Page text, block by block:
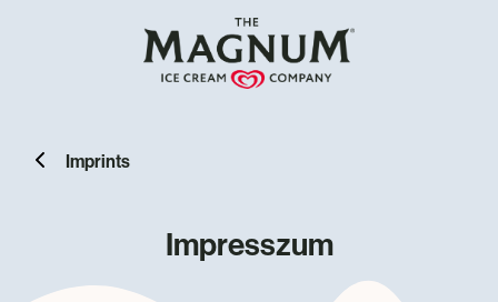
Imprints
Impresszum